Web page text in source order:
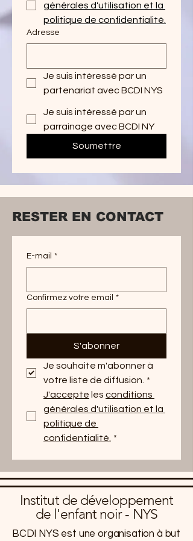
générales d'utilisation et la
politique de confidentialité.
Adresse
Je suis intéressé par un
partenariat avec BCDI NYS
Je suis intéressé par un
parrainage avec BCDI NY
Soumettre
RESTER EN CONTACT
E-mail *
Confirmez votre email *
S'abonner
Je souhaite m'abonner à
votre liste de diffusion. *
J'accepte les conditions
générales d'utilisation et la
politique de
confidentialité. *
Institut de développement
de l'enfant noir - NYS
BCDI NYS est une organisation à but